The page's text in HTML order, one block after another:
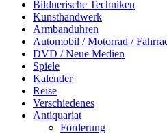
Bildnerische Techniken
Kunsthandwerk
Armbanduhren
Automobil / Motorrad /
DVD / Neue Medien
Spiele
Kalender
Reise
Verschiedenes
Antiquariat
Förderung